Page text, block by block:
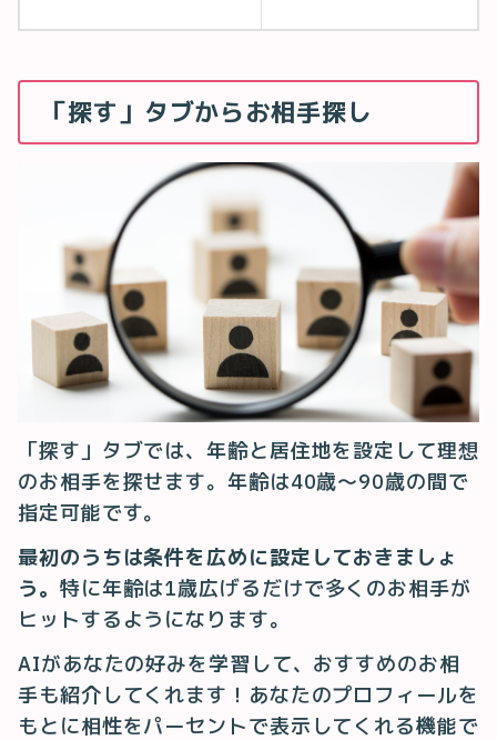
「探す」タブからお相手探し
「探す」タブでは、年齢と居住地を設定して理想
のお相手を探せます。年齢は40歳〜90歳の間で
指定可能です。
最初のうちは条件を広めに設定しておきましょ
う。 特に年齢は1歳広げるだけで多くのお相手が
ヒットするようになります。
AIがあなたの好みを学習して、おすすめのお相
手も紹介してくれます！あなたのプロフィールを
もとに相性をパーセントで表示してくれる機能で